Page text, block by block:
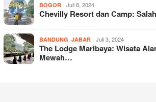
BOGOR Juli 8, 2024
Chevilly Resort dan Camp:
BANDUNG, JABAR Juli 3, 2024
The Lodge Maribaya: Wisata
Mewah…